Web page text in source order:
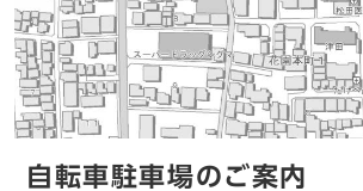
自転車駐車場のご案内